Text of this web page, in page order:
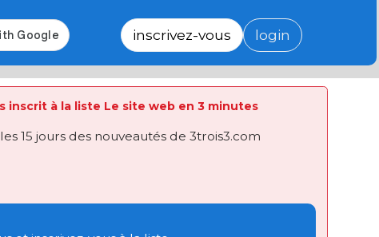
inscrivez-vous login
inscrit à la liste Le site web en 3 minutes
15 jours des nouveautés de 3trois3.com